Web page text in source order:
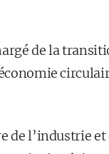
de la
l’industrie